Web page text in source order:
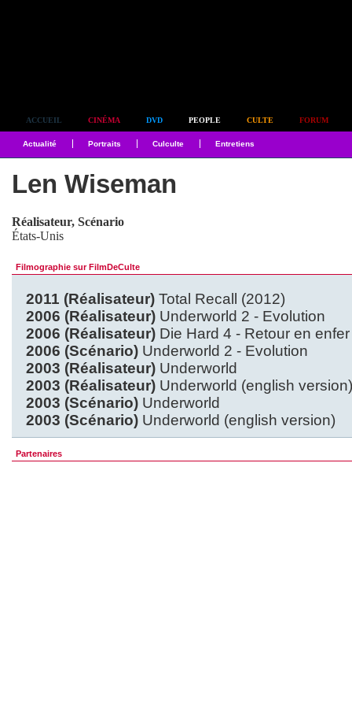
ACCUEIL CINÉMA DVD PEOPLE CULTE FORUM
Actualité Portraits Culculte Entretiens
Len Wiseman
Réalisateur, Scénario
États-Unis
Filmographie sur FilmDeCulte
2011 (Réalisateur) Total Recall (2012)
2006 (Réalisateur) Underworld 2 - Evolution
2006 (Réalisateur) Die Hard 4 - Retour en enfer
2006 (Scénario) Underworld 2 - Evolution
2003 (Réalisateur) Underworld
2003 (Réalisateur) Underworld (english version)
2003 (Scénario) Underworld
2003 (Scénario) Underworld (english version)
Partenaires